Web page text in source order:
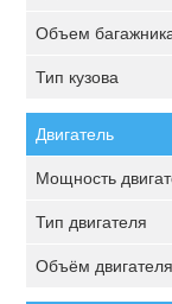
Объем
Тип кузова
Двигатель
Мощность
Тип двигателя
Объём